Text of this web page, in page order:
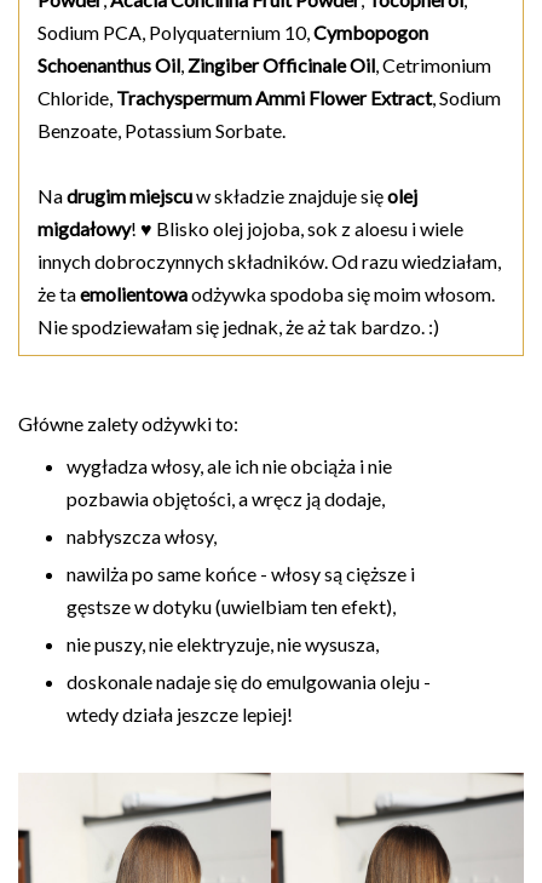
Sodium PCA, Polyquaternium 10,Cymbopogon
Schoenanthus Oil,Zingiber Officinale Oil, Cetrimonium
Chloride, Trachyspermum Ammi Flower Extract, Sodium
Benzoate, Potassium Sorbate.
Nadrugim miejscuw składzie znajduje sięolej
migdałowy! ♥ Blisko olej jojoba, sok z aloesu i wiele
innych dobroczynnych składników. Od razu wiedziałam,
że taemolientowaodżywka spodoba się moim włosom.
Nie spodziewałam się jednak, że aż tak bardzo. :)
Główne zalety odżywki to:
wygładza włosy, ale ich nie obciąża i nie
pozbawia objętości, a wręcz ją dodaje,
nabłyszcza włosy,
nawilża po same końce - włosy są cięższe i
gęstsze w dotyku (uwielbiam ten efekt),
nie puszy, nie elektryzuje, nie wysusza,
doskonale nadaje się do emulgowania oleju -
wtedy działa jeszcze lepiej!